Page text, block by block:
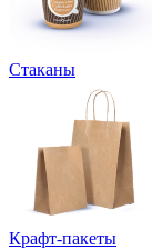
Стаканы
Крафт-пакеты